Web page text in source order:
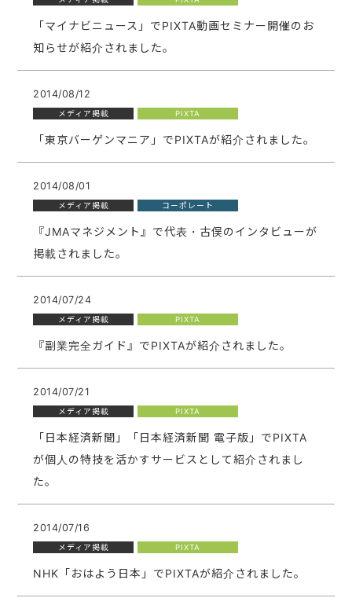
「マイナビニュース」でPIXTA動画セミナー開催のお
知らせが紹介されました。
2014/08/12
メディア掲載 PIXTA
「東京バーゲンマニア」でPIXTAが紹介されました。
2014/08/01
メディア掲載 コーポレート
『JMAマネジメント』で代表・古俣のインタビューが
掲載されました。
2014/07/24
メディア掲載 PIXTA
『副業完全ガイド』でPIXTAが紹介されました。
2014/07/21
メディア掲載 PIXTA
「日本経済新聞」「日本経済新聞 電子版」でPIXTA
が個人の特技を活かすサービスとして紹介されまし
た。
2014/07/16
メディア掲載 PIXTA
NHK「おはよう日本」でPIXTAが紹介されました。